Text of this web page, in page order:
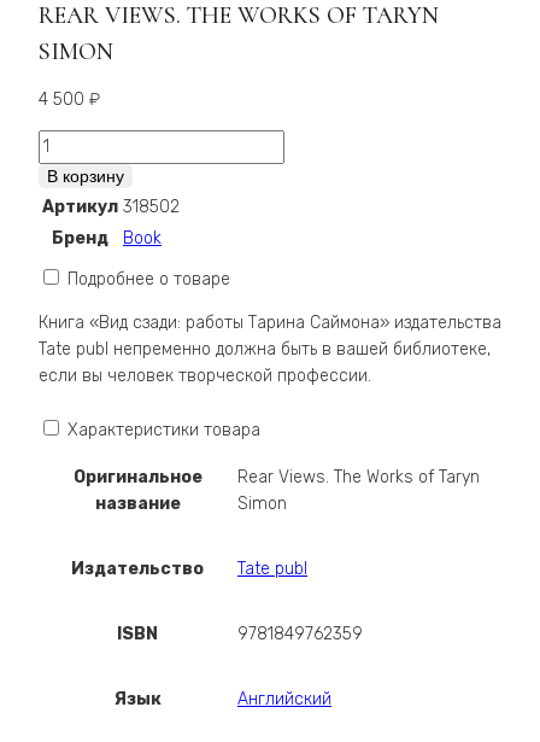
REAR VIEWS. THE WORKS OF TARYN
SIMON
4 500 ₽
Количество
Rear
Views.
The
Works
of
Simon
В корзину
Артикул 318502
Бренд
Book
Подробнее о товаре
Книга «Вид сзади: работы Тарина Саймона» издательства
Tate publ непременно должна быть в вашей библиотеке,
если вы человек творческой профессии.
Характеристики товара
Оригинальное
название
Rear Views. The Works of Taryn
Simon
Издательство Tate publ
ISBN 9781849762359
Язык Английский